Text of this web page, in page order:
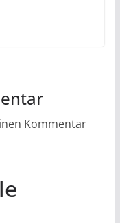
Kommentar